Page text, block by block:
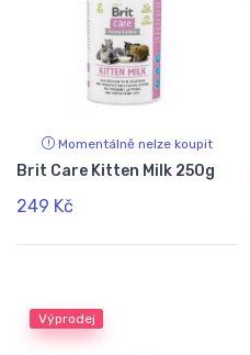
Momentálně nelze koupit
Brit Care Kitten Milk 250g
249 Kč
Výprodej